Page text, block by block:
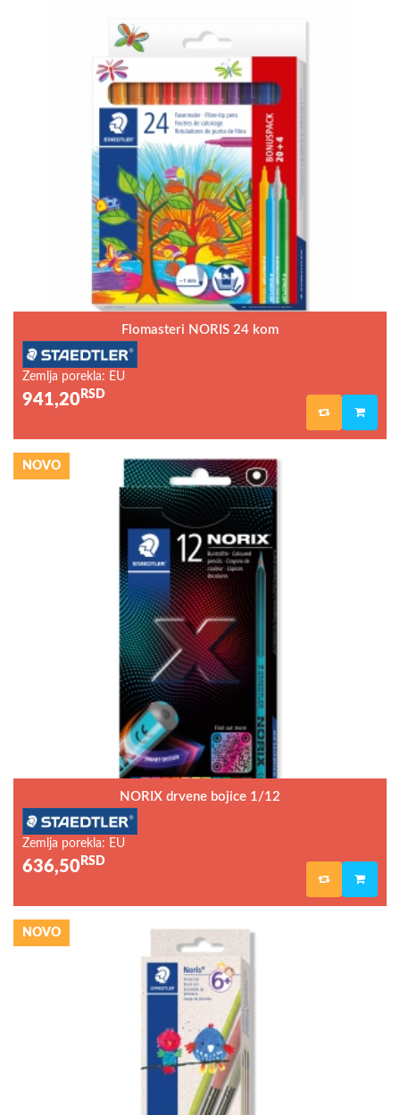
Flomasteri NORIS 24 kom
Zemlja porekla: EU
941,20 RSD
NOVO
NORIX drvene bojice 1/12
Zemlja porekla: EU
636,50 RSD
NOVO